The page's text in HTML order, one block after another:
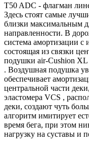
T50 ADC - флагман
Здесь стоят самые
близки максимальным
направленности. В
система амортизации с
состоящая из связки
подушки air-Cushion XL
. Воздушная подушка
обеспечивает
центральной части
эластомера VCS ,
деки, создают чуть
алгоритм имитирует
время бега, при этом
нагрузку на суставы и